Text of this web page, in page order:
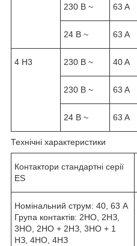
230 B ~ 63 A
24 B ~ 63 A
4 H3 230 B ~ 40 A
230 B ~ 63 A
24 B ~ 63 A
Технічні характеристики
Контактори стандартні серії
ES
Номінальний струм: 40, 63 А
Група контактів: 2НО, 2НЗ,
3НО, 2НО + 2НЗ, 3НО + 1
НЗ, 4НО, 4НЗ